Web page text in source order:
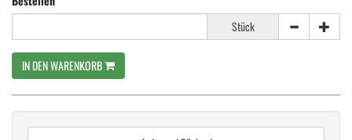
Stück
IN DEN WARENKORB